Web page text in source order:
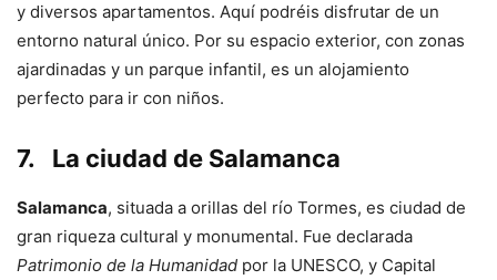
y diversos apartamentos. Aquí podréis disfrutar de un
entorno natural único. Por su espacio exterior, con zonas
ajardinadas y un parque infantil, es un alojamiento
perfecto para ir con niños.
7. La ciudad de Salamanca
Salamanca, situada a orillas del río Tormes, es ciudad de
gran riqueza cultural y monumental. Fue declarada
Patrimonio de la Humanidad por la UNESCO, y Capital